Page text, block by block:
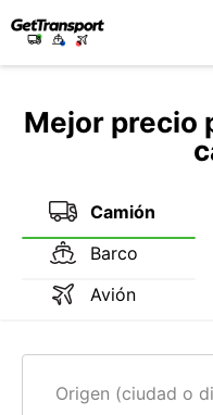
Mejor precio
Camión
Barco
Avión
Origen (ciudad o